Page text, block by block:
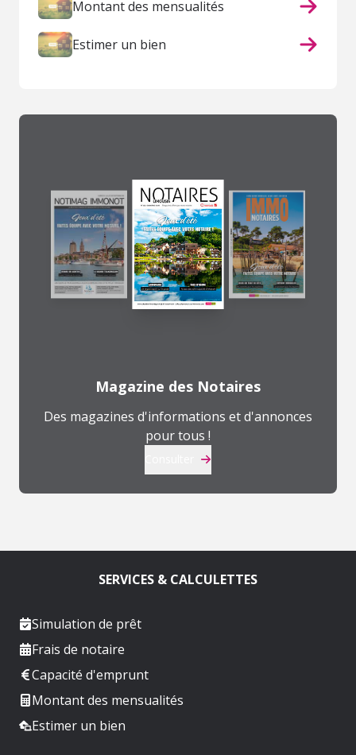
Montant des mensualités
Estimer un bien
Magazine des Notaires
Des magazines d'informations et d'annonces
pour tous !
SERVICES & CALCULETTES
Simulation de prêt
Frais de notaire
Capacité d'emprunt
Montant des mensualités
Estimer un bien